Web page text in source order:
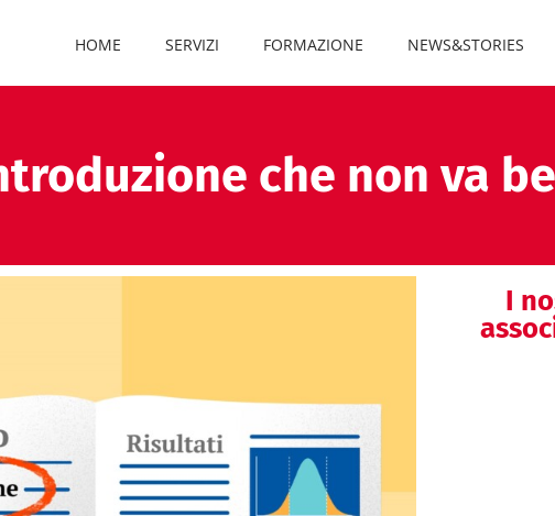
HOME SERVIZI FORMAZIONE NEWS&STORIES
che non va
I